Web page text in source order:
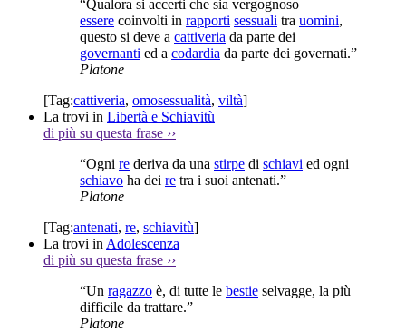
“Qualora si accerti che sia vergognoso
essere coinvolti in rapporti sessuali tra uomini,
questo si deve a cattiveria da parte dei
governanti ed a codardia da parte dei governati.”
Platone
[Tag:cattiveria, omosessualità, viltà]
La trovi in Libertà e Schiavitù
di più su questa frase ››
“Ogni re deriva da una stirpe di schiavi ed ogni
schiavo ha dei re tra i suoi antenati.”
Platone
[Tag:antenati, re, schiavitù]
La trovi in Adolescenza
di più su questa frase ››
“Un ragazzo è, di tutte le bestie selvagge, la più
difficile da trattare.”
Platone